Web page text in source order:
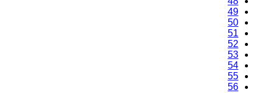
49
50
51
52
53
54
55
56